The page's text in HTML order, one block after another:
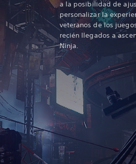
a la posibilidad de
personalizar la
veteranos de los
recién llegados a
Ninja.